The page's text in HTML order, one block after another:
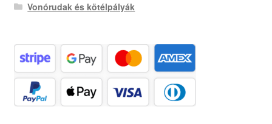
Vonórudak és kötélpályák